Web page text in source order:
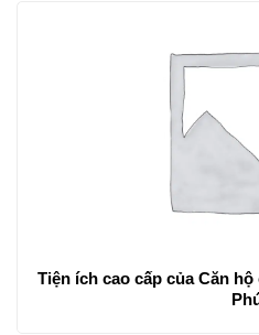
Tiện ích cao cấp của Căn